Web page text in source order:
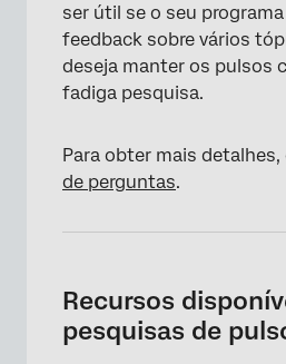
ser útil se o seu
feedback sobre vários
deseja manter os pulsos
fadiga pesquisa.
Para obter mais
de perguntas.
Recursos
pesquisas de